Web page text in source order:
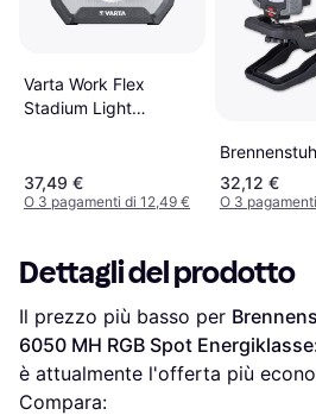
Varta Work Flex
Stadium Light
37,49 €
O 3 pagamenti di 12,49 €
32,12 €
O 3
Dettagli del prodotto
Il prezzo più basso per
6050 MH RGB Spot
è attualmente l'offerta più
Compara: